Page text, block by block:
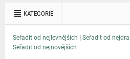
KATEGORIE
Seřadit od nejlevnějších | Seřadit od
Seřadit od nejnovějších